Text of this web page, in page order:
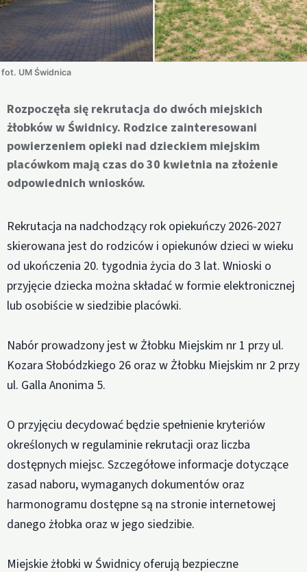
fot. UM Świdnica
Rozpoczęła się rekrutacja do dwóch miejskich
żłobków w Świdnicy. Rodzice zainteresowani
powierzeniem opieki nad dzieckiem miejskim
placówkom mają czas do 30 kwietnia na złożenie
odpowiednich wniosków.
Rekrutacja na nadchodzący rok opiekuńczy 2026-2027
skierowana jest do rodziców i opiekunów dzieci w wieku
od ukończenia 20. tygodnia życia do 3 lat. Wnioski o
przyjęcie dziecka można składać w formie elektronicznej
lub osobiście w siedzibie placówki.
Nabór prowadzony jest w Żłobku Miejskim nr 1 przy ul.
Kozara Słobódzkiego 26 oraz w Żłobku Miejskim nr 2 przy
ul. Galla Anonima 5.
O przyjęciu decydować będzie spełnienie kryteriów
określonych w regulaminie rekrutacji oraz liczba
dostępnych miejsc. Szczegółowe informacje dotyczące
zasad naboru, wymaganych dokumentów oraz
harmonogramu dostępne są na stronie internetowej
danego żłobka oraz w jego siedzibie.
Miejskie żłobki w Świdnicy oferują bezpieczne